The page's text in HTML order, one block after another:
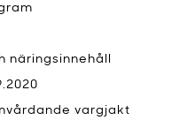
näringsinnehåll
vargjakt